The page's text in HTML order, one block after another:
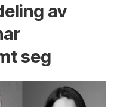
av
seg